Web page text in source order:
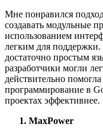
Мне понравился
создавать модульные
использованием
легким для
достаточно простым
разработчики могли
действительно
программирование в
проектах эффективнее.
MaxPower